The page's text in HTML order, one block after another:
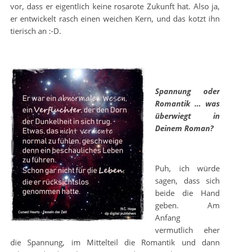
vor, dass er eigentlich keine rosarote Zukunft hat. Also ja,
er entwickelt rasch einen weichen Kern, und das kotzt ihn
tierisch an :-D.
Spannung oder
Romantik … was
überwiegt in
Deinem Roman?
Puh, ich würde
sagen, dass sich
beide die Hand
geben. Am
Anfang
vermutlich eher
die Spannung, im Mittelteil die Romantik und dann